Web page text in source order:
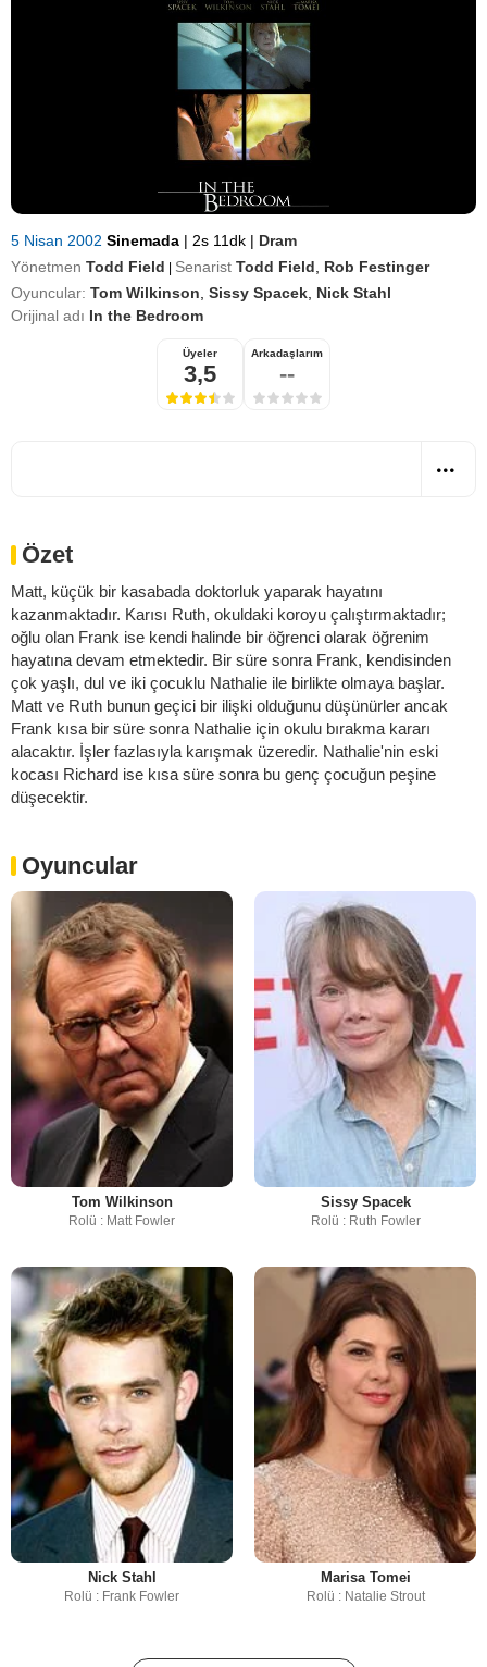
5 Nisan 2002 Sinemada | 2s 11dk | Dram
Yönetmen Todd Field Senarist Todd Field
Rob Festinger
Oyuncular: Tom Wilkinson Sissy Spacek Nick Stahl
Orijinal adı In the Bedroom
Üyeler
3,5
Arkadaşlarım
--
Özet
Matt, küçük bir kasabada doktorluk yaparak hayatını
kazanmaktadır. Karısı Ruth, okuldaki koroyu çalıştırmaktadır;
oğlu olan Frank ise kendi halinde bir öğrenci olarak öğrenim
hayatına devam etmektedir. Bir süre sonra Frank, kendisinden
çok yaşlı, dul ve iki çocuklu Nathalie ile birlikte olmaya başlar.
Matt ve Ruth bunun geçici bir ilişki olduğunu düşünürler ancak
Frank kısa bir süre sonra Nathalie için okulu bırakma kararı
alacaktır. İşler fazlasıyla karışmak üzeredir. Nathalie'nin eski
kocası Richard ise kısa süre sonra bu genç çocuğun peşine
düşecektir.
Oyuncular
Tom Wilkinson
Rolü : Matt Fowler
Sissy Spacek
Rolü : Ruth Fowler
Nick Stahl
Rolü : Frank Fowler
Marisa Tomei
Rolü : Natalie Strout